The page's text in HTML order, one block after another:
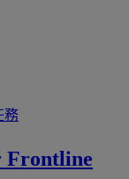
務
Frontline